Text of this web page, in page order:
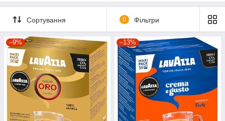
Сортування 0 Фільтри
–9% –13%